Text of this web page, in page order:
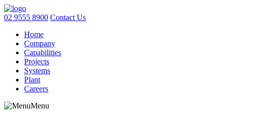
02 9555 8900 Contact Us
Home
Company
Capabilities
Projects
Systems
Plant
Careers
Menu